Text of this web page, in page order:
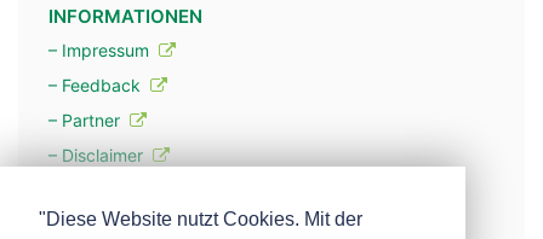
INFORMATIONEN
– Impressum
– Feedback
– Partner
– Disclaimer
"Diese Website nutzt Cookies. Mit der